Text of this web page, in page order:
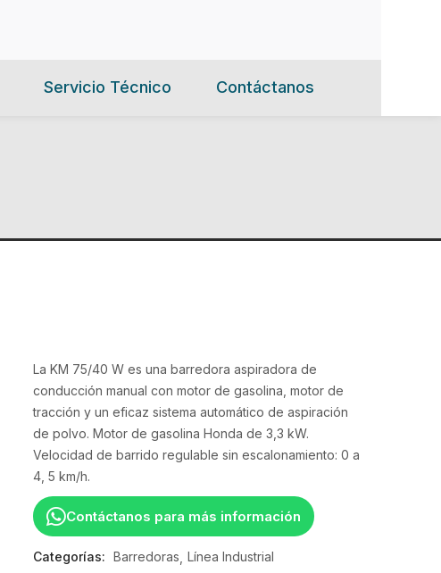
Servicio Técnico Contáctanos
La KM 75/40 W es una barredora aspiradora de
conducción manual con motor de gasolina, motor de
tracción y un eficaz sistema automático de aspiración
de polvo. Motor de gasolina Honda de 3,3 kW.
Velocidad de barrido regulable sin escalonamiento: 0 a
4, 5 km/h.
Contáctanos para más información
Categorías: Barredoras Línea Industrial